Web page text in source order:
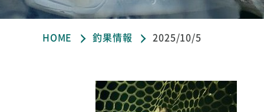
HOME 釣果情報 2025/10/5